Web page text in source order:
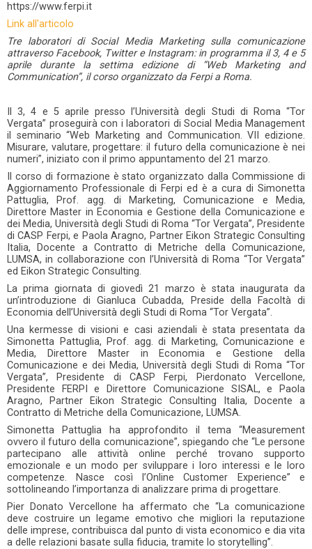
https://www.ferpi.it
Link all'articolo
Tre laboratori di Social Media Marketing sulla comunicazione
attraverso Facebook, Twitter e Instagram: in programma il 3, 4 e 5
aprile durante la settima edizione di “Web Marketing and
Communication”, il corso organizzato da Ferpi a Roma.
Il 3, 4 e 5 aprile presso l’Università degli Studi di Roma “Tor
Vergata” proseguirà con i laboratori di Social Media Management
il seminario “Web Marketing and Communication. VII edizione.
Misurare, valutare, progettare: il futuro della comunicazione è nei
numeri”, iniziato con il primo appuntamento del 21 marzo.
Il corso di formazione è stato organizzato dalla Commissione di
Aggiornamento Professionale di Ferpi ed è a cura di Simonetta
Pattuglia, Prof. agg. di Marketing, Comunicazione e Media,
Direttore Master in Economia e Gestione della Comunicazione e
dei Media, Università degli Studi di Roma “Tor Vergata”, Presidente
di CASP Ferpi, e Paola Aragno, Partner Eikon Strategic Consulting
Italia, Docente a Contratto di Metriche della Comunicazione,
LUMSA, in collaborazione con l’Università di Roma “Tor Vergata”
ed Eikon Strategic Consulting.
La prima giornata di giovedì 21 marzo è stata inaugurata da
un’introduzione di Gianluca Cubadda, Preside della Facoltà di
Economia dell’Università degli Studi di Roma “Tor Vergata”.
Una kermesse di visioni e casi aziendali è stata presentata da
Simonetta Pattuglia, Prof. agg. di Marketing, Comunicazione e
Media, Direttore Master in Economia e Gestione della
Comunicazione e dei Media, Università degli Studi di Roma “Tor
Vergata”, Presidente di CASP Ferpi, Pierdonato Vercellone,
Presidente FERPI e Direttore Comunicazione SISAL, e Paola
Aragno, Partner Eikon Strategic Consulting Italia, Docente a
Contratto di Metriche della Comunicazione, LUMSA.
Simonetta Pattuglia ha approfondito il tema “Measurement
ovvero il futuro della comunicazione”, spiegando che “Le persone
partecipano alle attività online perché trovano supporto
emozionale e un modo per sviluppare i loro interessi e le loro
competenze. Nasce così l’Online Customer Experience” e
sottolineando l’importanza di analizzare prima di progettare.
Pier Donato Vercellone ha affermato che “La comunicazione
deve costruire un legame emotivo che migliori la reputazione
delle imprese, contribuisca dal punto di vista economico e dia vita
a delle relazioni basate sulla fiducia, tramite lo storytelling”.